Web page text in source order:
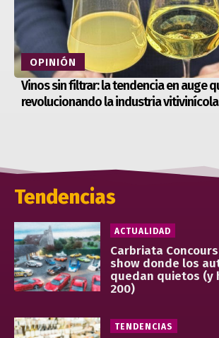
OPINIÓN
Vinos sin filtrar: la tendencia en auge
revolucionando la industria vitivinícola
Tendencias
ACTUALIDAD
Carbriata
show donde los
quedan quietos (y
200)
TENDENCIAS